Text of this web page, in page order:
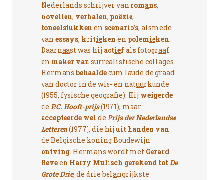
Nederlands schrijver van romans,
novellen, verhalen, poëzie,
toneelstukken en scenario's, alsmede
van essays, kritieken en polemieken.
Daarnaast was hij actief als fotograaf
en maker van surrealistische collages.
Hermans behaaldecum laude de graad
van doctor in de wis- en natuurkunde
(1955, fysische geografie). Hij weigerde
de P.C. Hooft-prijs(1971), maar
accepteerde wel de Prijs der Nederlandse
Letteren(1977), die hij uit handen van
de Belgische koning Boudewijn
ontving. Hermans wordt met Gerard
Reveen Harry Mulisch gerekend tot De
Grote Drie, de drie belangrijkste